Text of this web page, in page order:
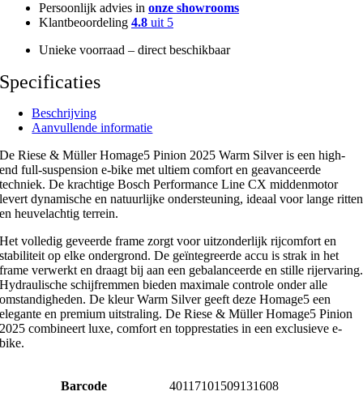
Persoonlijk advies in onze showrooms
Klantbeoordeling 4.8 uit 5
Unieke voorraad – direct beschikbaar
Specificaties
Beschrijving
Aanvullende informatie
De Riese & Müller Homage5 Pinion 2025 Warm Silver is een high-
end full-suspension e-bike met ultiem comfort en geavanceerde
techniek. De krachtige Bosch Performance Line CX middenmotor
levert dynamische en natuurlijke ondersteuning, ideaal voor lange ritten
en heuvelachtig terrein.
Het volledig geveerde frame zorgt voor uitzonderlijk rijcomfort en
stabiliteit op elke ondergrond. De geïntegreerde accu is strak in het
frame verwerkt en draagt bij aan een gebalanceerde en stille rijervaring.
Hydraulische schijfremmen bieden maximale controle onder alle
omstandigheden. De kleur Warm Silver geeft deze Homage5 een
elegante en premium uitstraling. De Riese & Müller Homage5 Pinion
2025 combineert luxe, comfort en topprestaties in een exclusieve e-
bike.
Barcode 40117101509131608